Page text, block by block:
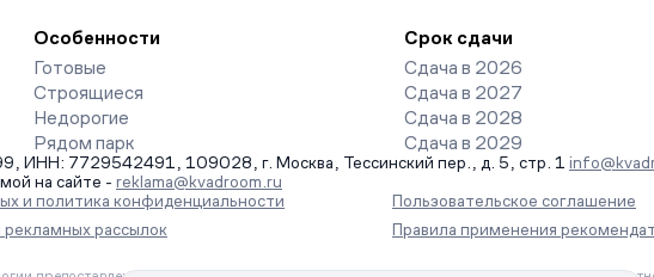
Особенности
Готовые
Строящиеся
Недорогие
Рядом парк
Срок сдачи
Сдача в 2026
Сдача в 2027
Сдача в 2028
Сдача в 2029
ИНН: 7729542491, 109028, г. Москва, Тессинский пер., д. 5, стр. 1
на сайте - reklama@kvadroom.ru
и политика конфиденциальности
Пользовательское соглашение
рассылок
Правила применения